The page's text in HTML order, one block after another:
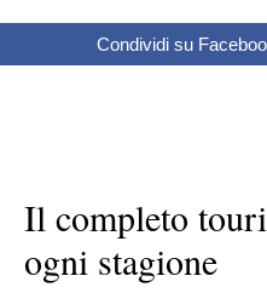
Condividi su
Il completo
ogni stagione